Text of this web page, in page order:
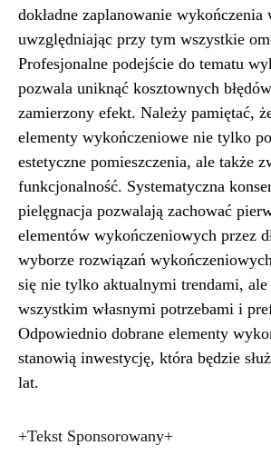
dokładne zaplanowanie wykończenia
uwzględniając przy tym wszystkie
Profesjonalne podejście do tematu
pozwala uniknąć kosztownych
zamierzony efekt. Należy pamiętać,
elementy wykończeniowe nie tylko
estetyczne pomieszczenia, ale także
funkcjonalność. Systematyczna
pielęgnacja pozwalają zachować
elementów wykończeniowych przez
wyborze rozwiązań
się nie tylko aktualnymi trendami, ale
wszystkim własnymi potrzebami i
Odpowiednio dobrane elementy
stanowią inwestycję, która będzie
lat.
+Tekst Sponsorowany+